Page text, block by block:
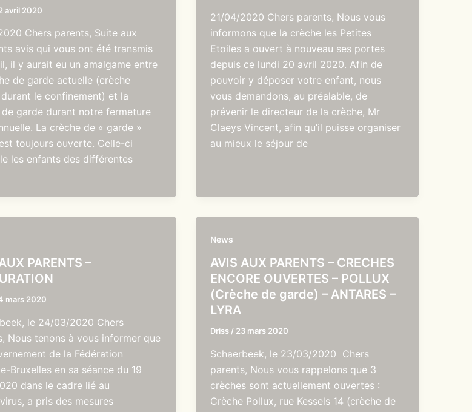
avril 2020
Chers parents, Suite aux
avis qui vous ont été transmis
il y aurait eu un amalgame entre
de garde actuelle (crèche
le confinement) et la
de garde durant notre fermeture
La crèche de « garde »
toujours ouverte. Celle-ci
les enfants des différentes
21/04/2020 Chers parents, Nous vous
informons que la crèche les Petites
Etoiles a ouvert à nouveau ses portes
depuis ce lundi 20 avril 2020. Afin de
pouvoir y déposer votre enfant, nous
vous demandons, au préalable, de
prévenir le directeur de la crèche, Mr
Claeys Vincent, afin qu’il puisse organiser
au mieux le séjour de
PARENTS –
mars 2020
le 24/03/2020 Chers
Nous tenons à vous informer que
de la Fédération
Bruxelles en sa séance du 19
dans le cadre lié au
a pris des mesures
News
AVIS AUX PARENTS – CRECHES
ENCORE OUVERTES – POLLUX
(Crèche de garde) – ANTARES –
LYRA
Driss / 23 mars 2020
Schaerbeek, le 23/03/2020 Chers
parents, Nous vous rappelons que 3
crèches sont actuellement ouvertes :
Crèche Pollux, rue Kessels 14 (crèche de